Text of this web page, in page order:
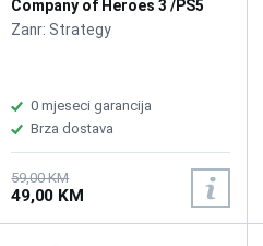
Company of Heroes 3 /PS5
Zanr: Strategy
0 mjeseci garancija
Brza dostava
59,00 KM
49,00 KM